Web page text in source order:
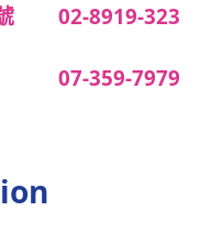
號 02-8919-323
07-359-7979